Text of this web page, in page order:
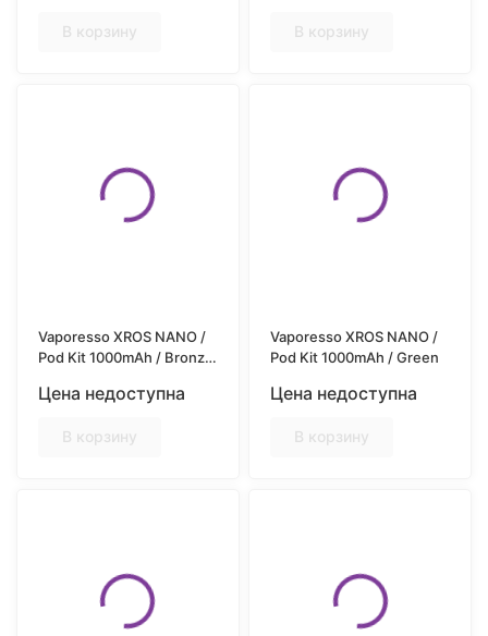
В корзину В корзину
Vaporesso XROS NANO /
Pod Kit 1000mAh / Bronze
Цена недоступна
В корзину
Vaporesso XROS NANO /
Pod Kit 1000mAh / Green
Цена недоступна
В корзину